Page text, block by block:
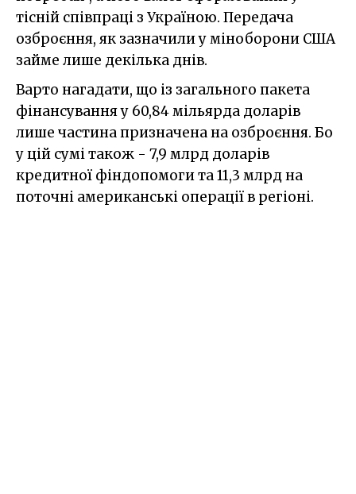
тісній співпраці з Україною. Передача
озброєння, як зазначили у міноборони США
займе лише декілька днів.
Варто нагадати, що із загального пакета
фінансування у 60,84 мільярда доларів
лише частина призначена на озброєння. Бо
у цій сумі також - 7,9 млрд доларів
кредитної фіндопомоги та 11,3 млрд на
поточні американські операції в регіоні.